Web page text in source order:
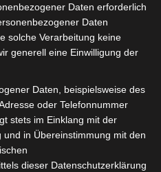
zum
– Das
für
und
Daten erforderlich
Daten
solche Verarbeitung keine
generell eine Einwilligung der
Daten, beispielsweise des
oder Telefonnummer
stets im Einklang mit der
in Übereinstimmung mit den
dieser Datenschutzerklärung